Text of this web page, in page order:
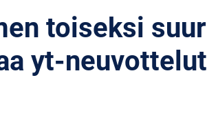
toiseksi
yt-neuvottelut